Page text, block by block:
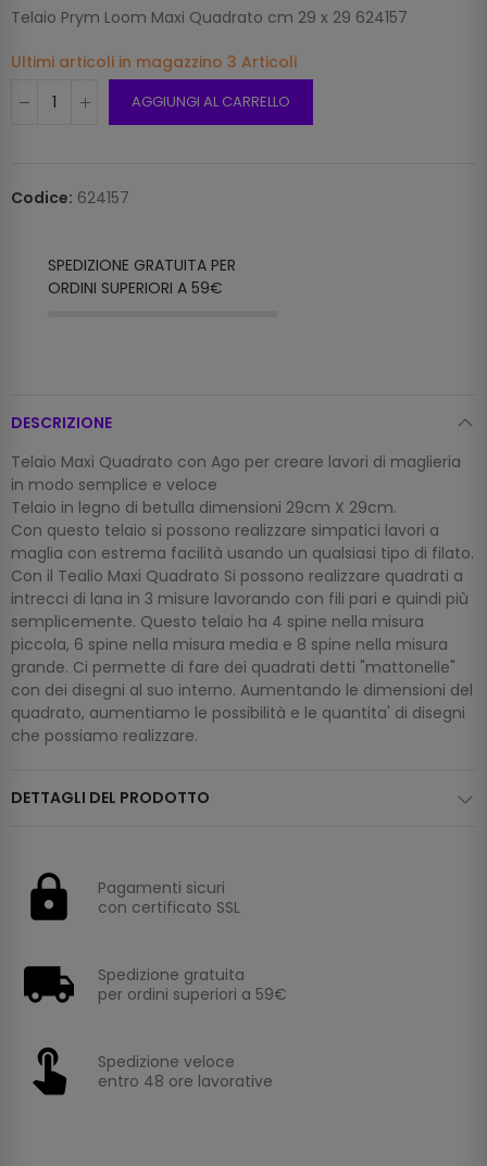
Telaio Prym Loom Maxi Quadrato cm 29 x 29 624157
Ultimi articoli in magazzino 3 Articoli
AGGIUNGI AL CARRELLO
Codice: 624157
SPEDIZIONE GRATUITA PER
ORDINI SUPERIORI A 59€
DESCRIZIONE
Telaio Maxi Quadrato con Ago per creare lavori di maglieria
in modo semplice e veloce
Telaio in legno di betulla dimensioni 29cm X 29cm.
Con questo telaio si possono realizzare simpatici lavori a
maglia con estrema facilità usando un qualsiasi tipo di filato.
Con il Tealio Maxi Quadrato Si possono realizzare quadrati a
intrecci di lana in 3 misure lavorando con fili pari e quindi più
semplicemente. Questo telaio ha 4 spine nella misura
piccola, 6 spine nella misura media e 8 spine nella misura
grande. Ci permette di fare dei quadrati detti "mattonelle"
con dei disegni al suo interno. Aumentando le dimensioni del
quadrato, aumentiamo le possibilità e le quantita' di disegni
che possiamo realizzare.
DETTAGLI DEL PRODOTTO
Pagamenti sicuri
con certificato SSL
Spedizione gratuita
per ordini superiori a 59€
Spedizione veloce
entro 48 ore lavorative